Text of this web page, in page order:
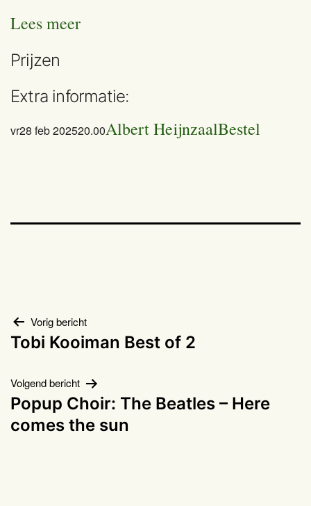
Lees meer
Prijzen
Extra informatie:
vr28 feb 202520.00Albert HeijnzaalBestel
Bericht
Vorig bericht
Tobi Kooiman Best of 2
Volgend bericht
Popup Choir: The Beatles – Here
comes the sun